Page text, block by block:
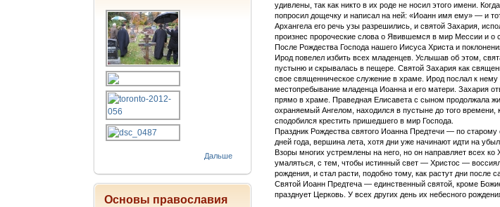
удивлены, так как никто в их роде не носил этого имени.
попросил дощечку и написал на ней: «Иоанн имя ему» — и
Архангела его речь узы разрешились, и святой Захария,
произнес пророческие слова о Явившемся в мир Мессии и
После Рождества Господа нашего Иисуса Христа и
Ирод повелел избить всех младенцев. Услышав об этом,
пустыню и скрывалась в пещере. Святой Захария как
свое священническое служение в храме. Ирод послал к нему
местопребывание младенца Иоанна и его матери. Захария
прямо в храме. Праведная Елисавета с сыном продолжала
охраняемый Ангелом, находился в пустыне до того
сподобился крестить пришедшего в мир Господа.
Праздник Рождества святого Иоанна Предтечи — по
дней года, вершина лета, хотя дни уже начинают идти на
Взоры многих устремлены на него, но он направляет всех ко
умаляться, с тем, чтобы истинный свет — Христос —
рождения, и стал расти, подобно тому, как растут дни после
Святой Иоанн Предтеча — единственный святой, кроме
празднует Церковь. У всех других день их небесного
Дальше
Основы православия